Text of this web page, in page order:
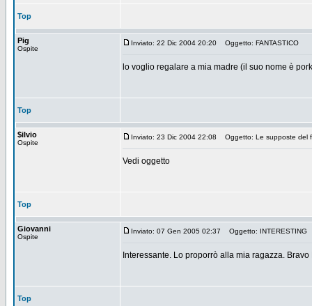
Top
Pig
Ospite
Inviato: 22 Dic 2004 20:20 Oggetto: FANTASTICO
lo voglio regalare a mia madre (il suo nome è
Top
$ilvio
Ospite
Inviato: 23 Dic 2004 22:08 Oggetto: Le supposte del
Vedi oggetto
Top
Giovanni
Ospite
Inviato: 07 Gen 2005 02:37 Oggetto: INTERESTING
Interessante. Lo proporrò alla mia ragazza.
Top